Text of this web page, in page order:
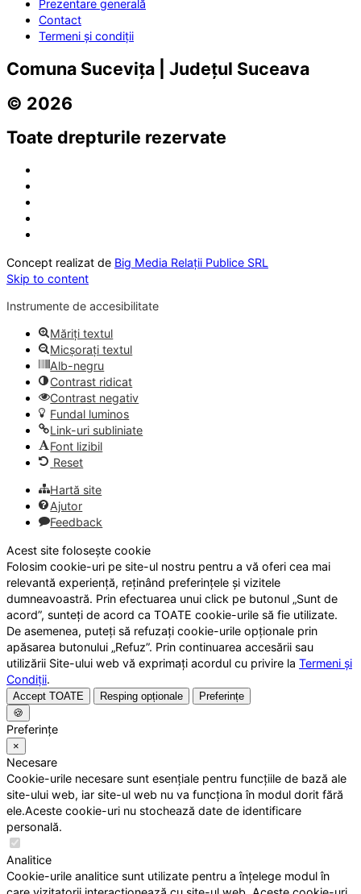
Prezentare generală
Contact
Termeni și condiții
Comuna Sucevița | Județul Suceava
© 2026
Toate drepturile rezervate
Concept realizat de Big Media Relații Publice SRL
Skip to content
Instrumente de accesibilitate
Măriți textul
Micșorați textul
Alb-negru
Contrast ridicat
Contrast negativ
Fundal luminos
Link-uri subliniate
Font lizibil
Reset
Hartă site
Ajutor
Feedback
Acest site folosește cookie
Folosim cookie-uri pe site-ul nostru pentru a vă oferi cea mai
relevantă experiență, reținând preferințele și vizitele
dumneavoastră. Prin efectuarea unui click pe butonul „Sunt de
acord”, sunteți de acord ca TOATE cookie-urile să fie utilizate.
De asemenea, puteți să refuzați cookie-urile opționale prin
apăsarea butonului „Refuz”. Prin continuarea accesării sau
utilizării Site-ului web vă exprimați acordul cu privire la Termeni și
Condiții.
Accept TOATE Resping opționale
Preferințe
🍪
Preferințe
×
Necesare
Cookie-urile necesare sunt esențiale pentru funcțiile de bază ale
site-ului web, iar site-ul web nu va funcționa în modul dorit fără
ele.Aceste cookie-uri nu stochează date de identificare
personală.
Analitice
Cookie-urile analitice sunt utilizate pentru a înțelege modul în